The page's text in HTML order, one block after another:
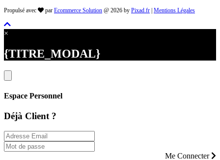
Propulsé avec par Ecommerce Solution @ 2026 by Pixad.fr | Mentions Légales
×
{TITRE_MODAL}
Espace Personnel
Déjà Client ?
Me Connecter